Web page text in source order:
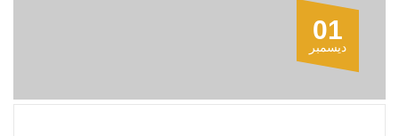
01
ديسمبر